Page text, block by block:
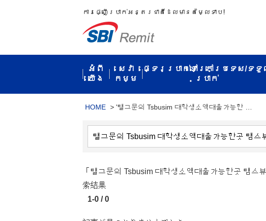
ការ​ផ្ញើប្រាក់​អន្តរជាតិ​ដែល​មាន​តម្លៃ​ទាប!
អំពី​
យើង
សេវា
កម្ម​
ផ្ទេរប្រាក់ទៅក្រៅប្រទេស/ទទួ
ប្រាក់​
HOME > '탤그문의 Tsbusim 대학생소액대출가능한 …
「탤그문의 Tsbusim 대학생소액대출가능한곳 탬
索結果
1-0 / 0